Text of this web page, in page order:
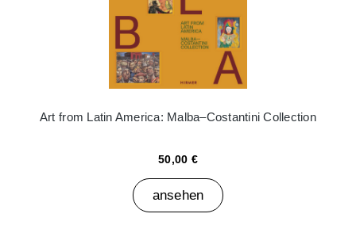
Art from Latin America: Malba–Costantini Collection
50,00 €
ansehen